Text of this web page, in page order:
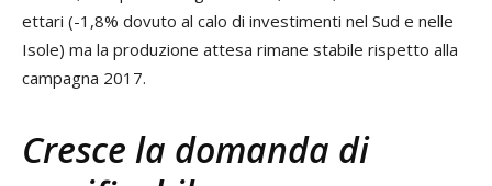
ettari (-1,8% dovuto al calo di investimenti nel Sud e nelle
Isole) ma la produzione attesa rimane stabile rispetto alla
campagna 2017.
Cresce la domanda di